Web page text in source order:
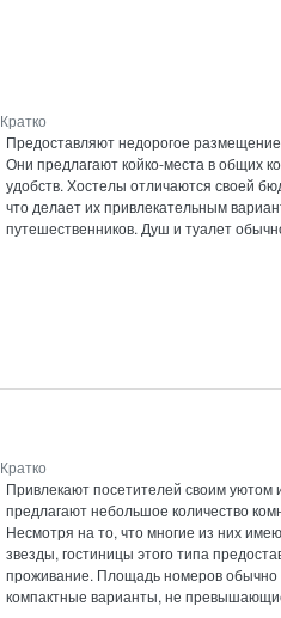
Кратко
Предоставляют недорогое размещение
Они предлагают койко-места в общих
удобств. Хостелы отличаются своей
что делает их привлекательным
путешественников. Душ и туалет
Кратко
Привлекают посетителей своим
предлагают небольшое количество
Несмотря на то, что многие из них
звезды, гостиницы этого типа
проживание. Площадь номеров обычно
компактные варианты, не